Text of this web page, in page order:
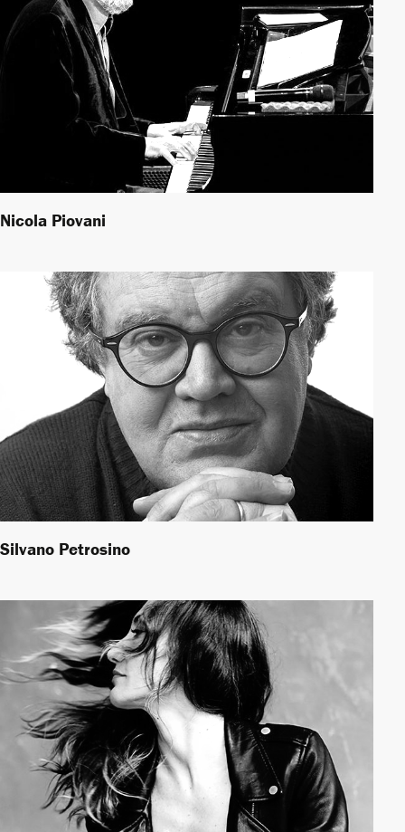
Nicola Piovani
Silvano Petrosino